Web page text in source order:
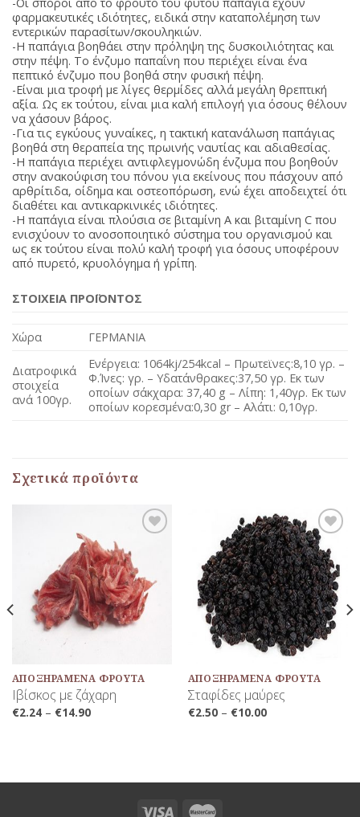
φαρμακευτικές ιδιότητες, ειδικά στην καταπολέμηση των
εντερικών παρασίτων/σκουληκιών.
-Η παπάγια βοηθάει στην πρόληψη της δυσκοιλιότητας και
στην πέψη. Το ένζυμο παπαΐνη που περιέχει είναι ένα
πεπτικό ένζυμο που βοηθά στην φυσική πέψη.
-Είναι μια τροφή με λίγες θερμίδες αλλά μεγάλη θρεπτική
αξία. Ως εκ τούτου, είναι μια καλή επιλογή για όσους θέλουν
να χάσουν βάρος.
-Για τις εγκύους γυναίκες, η τακτική κατανάλωση παπάγιας
βοηθά στη θεραπεία της πρωινής ναυτίας και αδιαθεσίας.
-Η παπάγια περιέχει αντιφλεγμονώδη ένζυμα που βοηθούν
στην ανακούφιση του πόνου για εκείνους που πάσχουν από
αρθρίτιδα, οίδημα και οστεοπόρωση, ενώ έχει αποδειχτεί ότι
διαθέτει και αντικαρκινικές ιδιότητες.
-Η παπάγια είναι πλούσια σε βιταμίνη Α και βιταμίνη C που
ενισχύουν το ανοσοποιητικό σύστημα του οργανισμού και
ως εκ τούτου είναι πολύ καλή τροφή για όσους υποφέρουν
από πυρετό, κρυολόγημα ή γρίπη.
ΣΤΟΙΧΕΙΑ ΠΡΟΪΟΝΤΟΣ
Χώρα ΓΕΡΜΑΝΙΑ
Διατροφικά
στοιχεία
ανά 100γρ.
Ενέργεια: 1064kj/254kcal – Πρωτεϊνες:8,10 γρ. –
Φ.Ίνες: γρ. – Υδατάνθρακες:37,50 γρ. Εκ των
οποίων σάκχαρα: 37,40 g – Λίπη: 1,40γρ. Εκ των
οποίων κορεσμένα:0,30 gr – Αλάτι: 0,10γρ.
Σχετικά προϊόντα
Προσθήκη
στη Λίστα
Αγαπημένων
ΑΠΟΞΗΡΑΜΈΝΑ ΦΡΟΎΤΑ
Ιβίσκος με ζάχαρη
€2.24– €14.90
Προσθήκη
στη Λίστα
Αγαπημένων
ΑΠΟΞΗΡΑΜΈΝΑ ΦΡΟΎΤΑ
Σταφίδες μαύρες
€2.50– €10.00